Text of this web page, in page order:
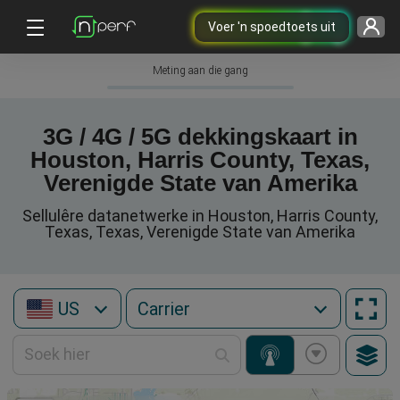
Voer 'n spoedtoets uit
Meting aan die gang
3G / 4G / 5G dekkingskaart in
Houston, Harris County, Texas,
Verenigde State van Amerika
Sellulêre datanetwerke in Houston, Harris County,
Texas, Texas, Verenigde State van Amerika
US